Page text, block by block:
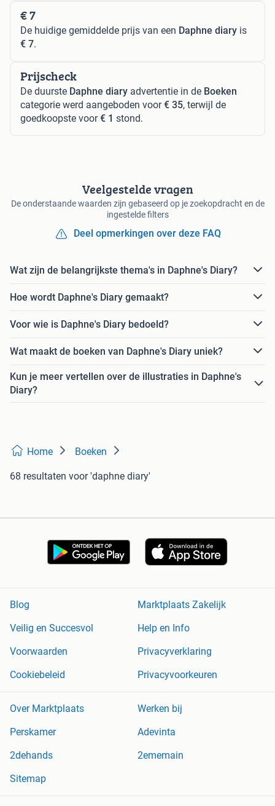
€ 7
De huidige gemiddelde prijs van een Daphne diary is
€ 7.
Prijscheck
De duurste Daphne diary advertentie in de Boeken
categorie werd aangeboden voor€ 35, terwijl de
goedkoopste voor€ 1 stond.
Veelgestelde vragen
De onderstaande waarden zijn gebaseerd op je zoekopdracht en de
ingestelde filters
Deel opmerkingen over deze FAQ
Wat zijn de belangrijkste thema's in Daphne's Diary?
Hoe wordt Daphne's Diary gemaakt?
Voor wie is Daphne's Diary bedoeld?
Wat maakt de boeken van Daphne's Diary uniek?
Kun je meer vertellen over de illustraties in Daphne's
Diary?
Home Boeken
68 resultaten voor 'daphne diary'
Blog
Marktplaats Zakelijk
Veilig en Succesvol
Help en Info
Voorwaarden
Privacyverklaring
Cookiebeleid
Privacyvoorkeuren
Over Marktplaats
Werken bij
Perskamer
Adevinta
2dehands
2ememain
Sitemap